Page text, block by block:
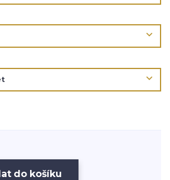
do košíku